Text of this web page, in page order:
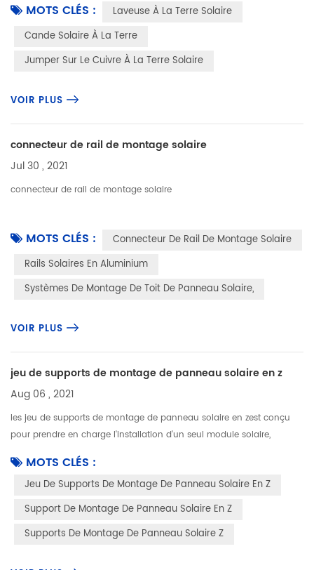
MOTS CLÉS :
Laveuse À La Terre Solaire
Cande Solaire À La Terre
Jumper Sur Le Cuivre À La Terre Solaire
VOIR PLUS
connecteur de rail de montage solaire
Jul 30 , 2021
connecteur de rail de montage solaire
MOTS CLÉS :
Connecteur De Rail De Montage Solaire
Rails Solaires En Aluminium
Systèmes De Montage De Toit De Panneau Solaire,
VOIR PLUS
jeu de supports de montage de panneau solaire en z
Aug 06 , 2021
les jeu de supports de montage de panneau solaire en zest conçu
pour prendre en charge l'installation d'un seul module solaire,
ho...MOTS CLÉS :
Jeu De Supports De Montage De Panneau Solaire En Z
Support De Montage De Panneau Solaire En Z
Supports De Montage De Panneau Solaire Z